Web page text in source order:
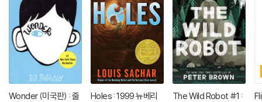
Wonder (미국판) : 줄
Holes : 1999 뉴베리
The Wild Robot #1 :